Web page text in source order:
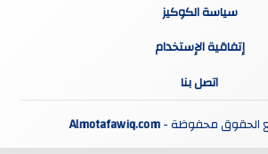
سياسة الكوكيز
إتفاقية الإستخدام
اتصل بنا
Almotafawiq.com